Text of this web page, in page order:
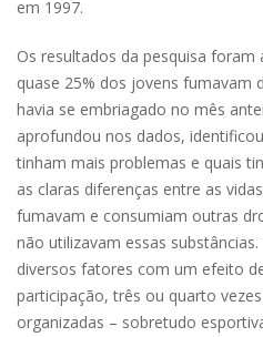
em 1997.
Os resultados da pesquisa
quase 25% dos jovens fumavam
havia se embriagado no mês
aprofundou nos dados,
tinham mais problemas e quais
as claras diferenças entre as
fumavam e consumiam outras
não utilizavam essas
diversos fatores com um efeito
participação, três ou quarto
organizadas – sobretudo